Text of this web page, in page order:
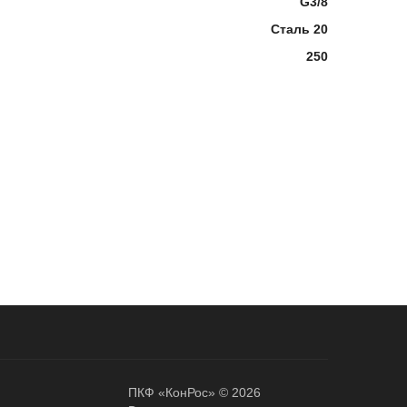
Сталь 20
250
ПКФ «КонРос» © 2026